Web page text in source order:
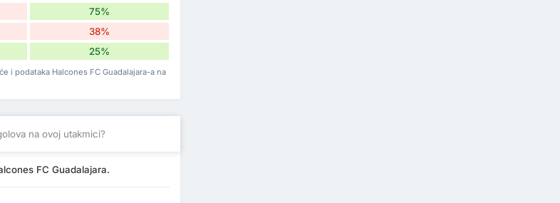
75%
38%
25%
i podataka Halcones FC Guadalajara-a na
na ovoj utakmici?
FC Guadalajara.